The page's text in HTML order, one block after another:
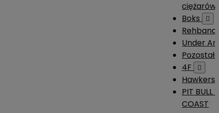
ciężarów
Boks

Rehband
Under
4F

Hawkers
PIT BULL
COAST